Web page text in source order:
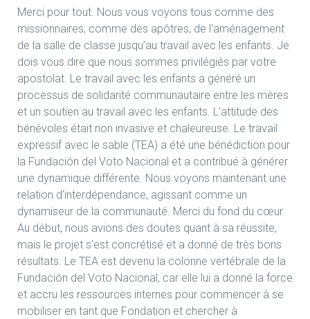
Merci pour tout. Nous vous voyons tous comme des
missionnaires, comme des apôtres, de l'aménagement
de la salle de classe jusqu’au travail avec les enfants. Je
dois vous dire que nous sommes privilégiés par votre
apostolat. Le travail avec les enfants a généré un
processus de solidarité communautaire entre les mères
et un soutien au travail avec les enfants. L'attitude des
bénévoles était non invasive et chaleureuse. Le travail
expressif avec le sable (TEA) a été une bénédiction pour
la Fundación del Voto Nacional et a contribué à générer
une dynamique différente. Nous voyons maintenant une
relation d'interdépendance, agissant comme un
dynamiseur de la communauté. Merci du fond du cœur.
Au début, nous avions des doutes quant à sa réussite,
mais le projet s'est concrétisé et a donné de très bons
résultats. Le TEA est devenu la colonne vertébrale de la
Fundación del Voto Nacional, car elle lui a donné la force
et accru les ressources internes pour commencer à se
mobiliser en tant que Fondation et chercher à